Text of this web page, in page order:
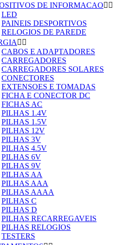
DE INFORMACAO 
LED
PAINEIS DESPORTIVOS
RELOGIOS DE PAREDE
 
CABOS E ADAPTADORES
CARREGADORES
CARREGADORES SOLARES
CONECTORES
EXTENSOES E TOMADAS
FICHA E CONECTOR DC
FICHAS AC
PILHAS 1.4V
PILHAS 1.5V
PILHAS 12V
PILHAS 3V
PILHAS 4.5V
PILHAS 6V
PILHAS 9V
PILHAS AA
PILHAS AAA
PILHAS AAAA
PILHAS C
PILHAS D
PILHAS RECARREGAVEIS
PILHAS RELOGIOS
TESTERS